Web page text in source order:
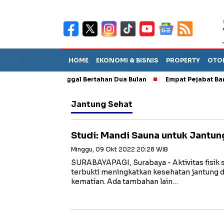
HOME EKONOMI & BISNIS PROPERTY
Tinggal Bertahan Dua Bulan Empat Pejabat Baru
Jantung Sehat
Studi: Mandi Sauna untuk
Minggu, 09 Okt 2022 20:28 WIB
SURABAYAPAGI, Surabaya - Aktivitas
terbukti meningkatkan kesehatan jantung
kematian. Ada tambahan lain…